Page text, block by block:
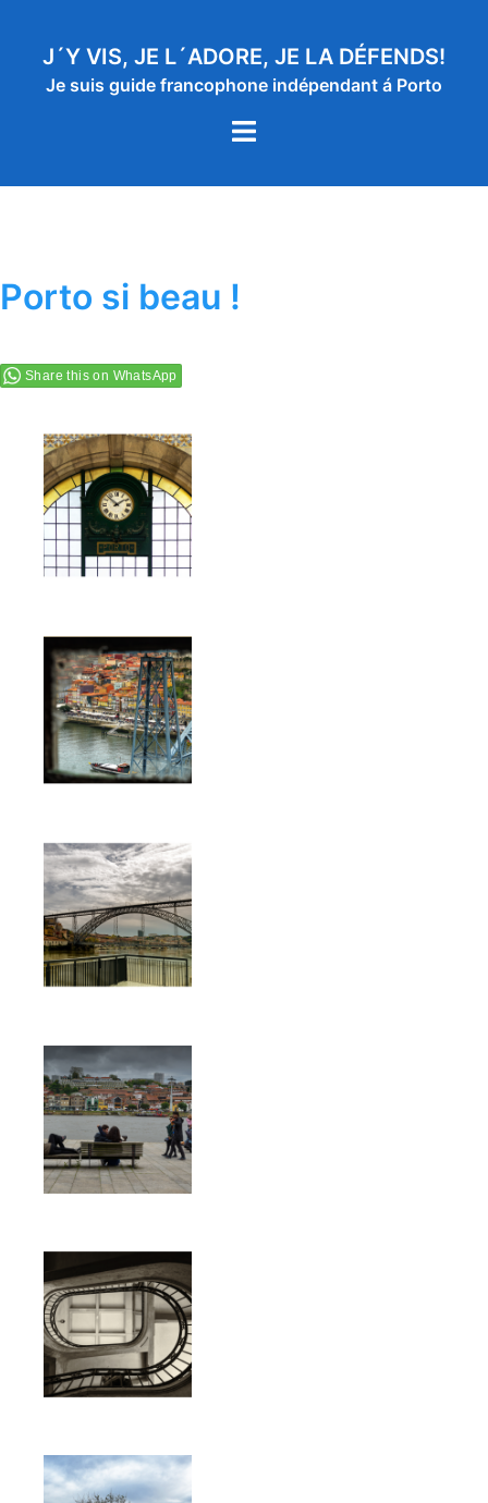
contenuJ´Y VIS, JE L´ADORE, JE LA DÉFENDS!
Je suis guide francophone indépendant á Porto
Ouvrir/fermer
Porto si beau !
Share this on WhatsApp